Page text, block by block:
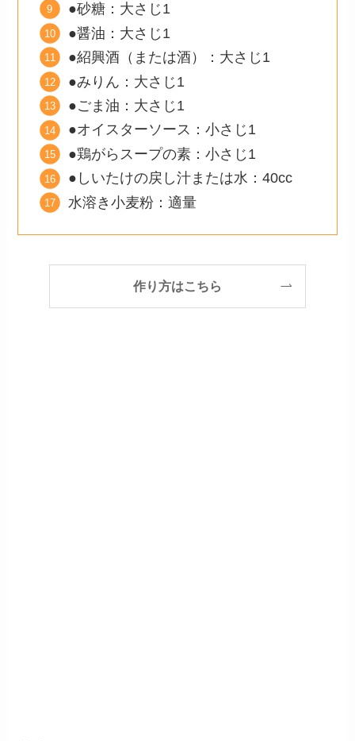
●砂糖：大さじ1
●醤油：大さじ1
●紹興酒（または酒）：大さじ1
●みりん：大さじ1
●ごま油：大さじ1
●オイスターソース：小さじ1
●鶏がらスープの素：小さじ1
●しいたけの戻し汁または水：40cc
水溶き小麦粉：適量
作り方はこちら